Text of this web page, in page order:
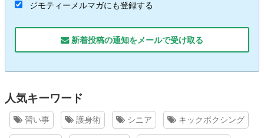
ジモティーメルマガにも登録する
新着投稿の通知をメールで受け取る
人気キーワード
習い事 護身術 シニア キックボクシング